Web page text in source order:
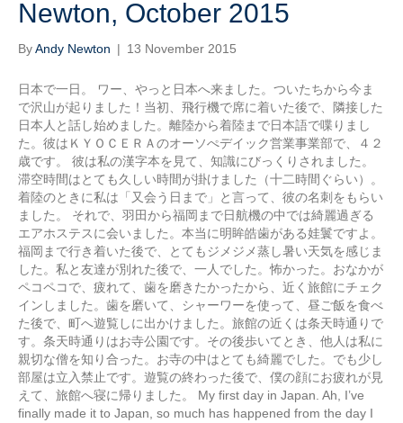
Newton, October 2015
ByAndy Newton | 13 November 2015
日本で一日。 ワー、やっと日本へ来ました。ついたちから今ま
で沢山が起りました！当初、飛行機で席に着いた後で、隣接した
日本人と話し始めました。離陸から着陸まで日本語で喋りまし
た。彼はＫＹＯＣＥＲＡのオーソぺデイック営業事業部で、４２
歳です。 彼は私の漢字本を見て、知識にびっくりされました。
滞空時間はとても久しい時間が掛けました（十二時間ぐらい）。
着陸のときに私は「又会う日まで」と言って、彼の名刺をもらい
ました。 それで、羽田から福岡まで日航機の中では綺麗過ぎる
エアホステスに会いました。本当に明眸皓歯がある娃鬟ですよ。
福岡まで行き着いた後で、とてもジメジメ蒸し暑い天気を感じま
した。私と友達が別れた後で、一人でした。怖かった。おなかが
ペコペコで、疲れて、歯を磨きたかったから、近く旅館にチェク
インしました。歯を磨いて、シャーワーを使って、昼ご飯を食べ
た後で、町へ遊覧しに出かけました。旅館の近くは条天時通りで
す。条天時通りはお寺公園です。その後歩いてとき、他人は私に
親切な僧を知り合った。お寺の中はとても綺麗でした。でも少し
部屋は立入禁止です。遊覧の終わった後で、僕の顔にお疲れが見
えて、旅館へ寝に帰りました。 My first day in Japan. Ah, I’ve
finally made it to Japan, so much has happened from the day I